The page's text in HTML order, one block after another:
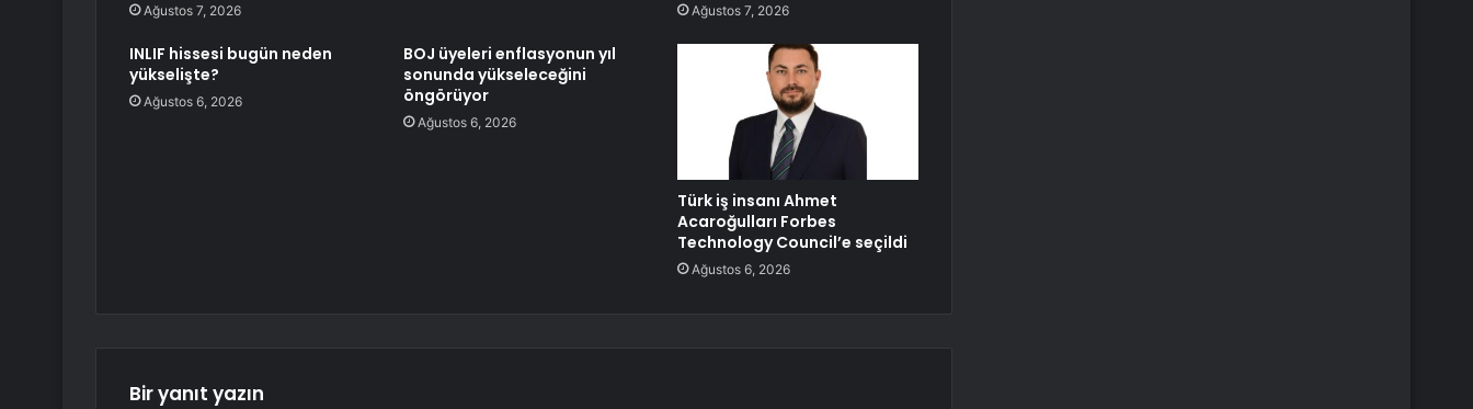
Ağustos 7, 2026 Ağustos 7, 2026
INLIF hissesi bugün neden
yükselişte?
Ağustos 6, 2026
BOJ üyeleri enflasyonun yıl
sonunda yükseleceğini
öngörüyor
Ağustos 6, 2026
Türk iş insanı Ahmet
Acaroğulları Forbes
Technology Council’e seçildi
Ağustos 6, 2026
Bir yanıt yazın